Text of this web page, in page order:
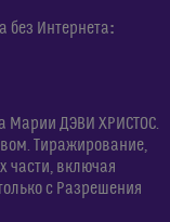
без Интернета:
Марии ДЭВИ ХРИСТОС.
Тиражирование,
части, включая
с Разрешения